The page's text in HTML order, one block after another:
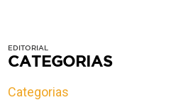
EDITORIAL
CATEGORIAS
Categorias